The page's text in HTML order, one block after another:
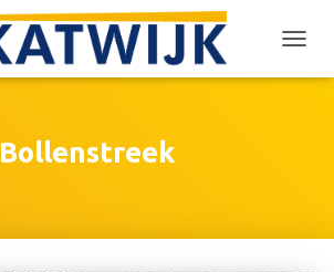
Bollenstreek